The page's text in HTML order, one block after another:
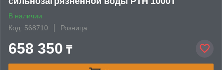
В наличии
Код: 568710
Розница
658 350 ₸